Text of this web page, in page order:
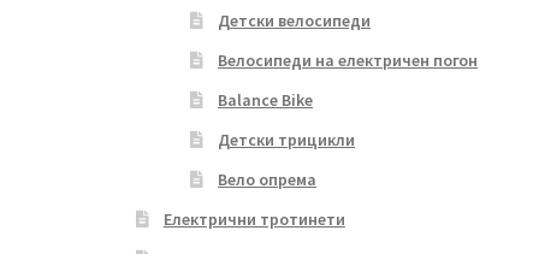
Детски велосипеди
Велосипеди на електричен погон
Balance Bike
Детски трицикли
Вело опрема
Електрични тротинети